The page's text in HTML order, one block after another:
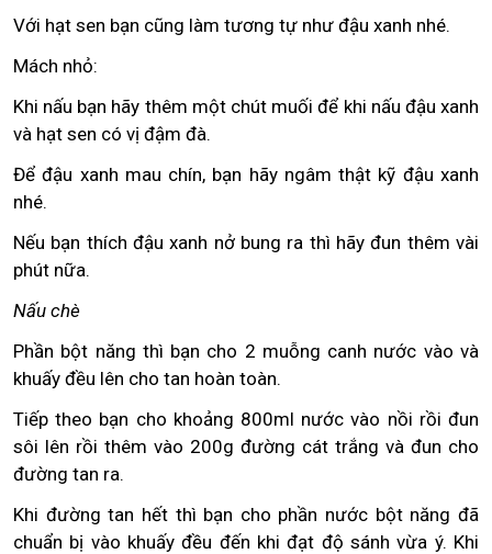
Với hạt sen bạn cũng làm tương tự như đậu xanh nhé.
Mách nhỏ:
Khi nấu bạn hãy thêm một chút muối để khi nấu đậu xanh
và hạt sen có vị đậm đà.
Để đậu xanh mau chín, bạn hãy ngâm thật kỹ đậu xanh
nhé.
Nếu bạn thích đậu xanh nở bung ra thì hãy đun thêm vài
phút nữa.
Nấu chè
Phần bột năng thì bạn cho 2 muỗng canh nước vào và
khuấy đều lên cho tan hoàn toàn.
Tiếp theo bạn cho khoảng 800ml nước vào nồi rồi đun
sôi lên rồi thêm vào 200g đường cát trắng và đun cho
đường tan ra.
Khi đường tan hết thì bạn cho phần nước bột năng đã
chuẩn bị vào khuấy đều đến khi đạt độ sánh vừa ý. Khi